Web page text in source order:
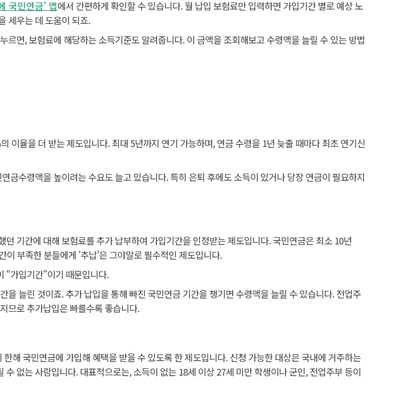
국민연금’ 앱에서 간편하게 확인할 수 있습니다. 월 납입 보험료만 입력하면 가입기간 별로 예상 노
세우는 데 도움이 되죠.
면, 보험료에 해당하는 소득기준도 알려줍니다. 이 금액을 조회해보고 수령액을 늘릴 수 있는 방법
이율을 더 받는 제도입니다. 최대 5년까지 연기 가능하며, 연금 수령을 1년 늦출 때마다 최초 연기신
금수령액을 높이려는 수요도 늘고 있습니다. 특히 은퇴 후에도 소득이 있거나 당장 연금이 필요하지
던 기간에 대해 보험료를 추가 납부하여 가입기간을 인정받는 제도입니다. 국민연금은 최소 10년
이 부족한 분들에게 '추납'은 그야말로 필수적인 제도입니다.
"가입기간"이기 때문입니다.
늘린 것이죠. 추가 납입을 통해 빠진 국민연금 기간을 챙기면 수령액을 늘릴 수 있습니다. 전업주
므로 추가납입은 빠를수록 좋습니다.
해 국민연금에 가입해 혜택을 받을 수 있도록 한 제도입니다. 신청 가능한 대상은 국내에 거주하는
없는 사람입니다. 대표적으로는, 소득이 없는 18세 이상 27세 미만 학생이나 군인, 전업주부 등이